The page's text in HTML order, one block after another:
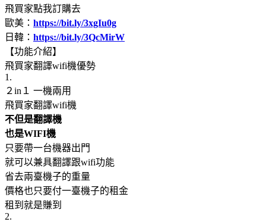
飛買家點我訂購去
歐美： https://bit.ly/3xgIu0g
日韓： https://bit.ly/3QcMirW
【功能介紹】
飛買家翻譯wifi機優勢
1.
２in１ 一機兩用
飛買家翻譯wifi機
不但是翻譯機
也是WIFI機
只要帶一台機器出門
就可以兼具翻譯跟wifi功能
省去兩臺機子的重量
價格也只要付一臺機子的租金
租到就是賺到
2.